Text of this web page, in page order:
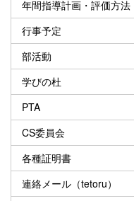
年間指導計画・評価方法
行事予定
部活動
学びの杜
PTA
CS委員会
各種証明書
連絡メール（tetoru）